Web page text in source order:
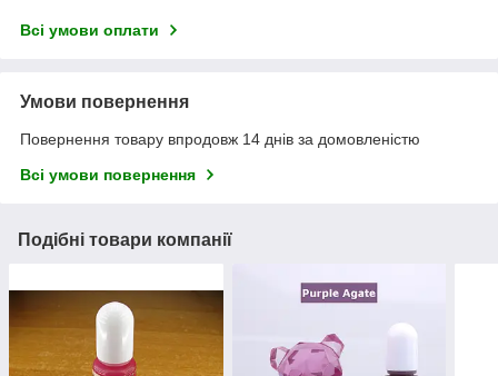
Всі умови оплати
Умови повернення
Повернення товару впродовж 14 днів за домовленістю
Всі умови повернення
Подібні товари компанії